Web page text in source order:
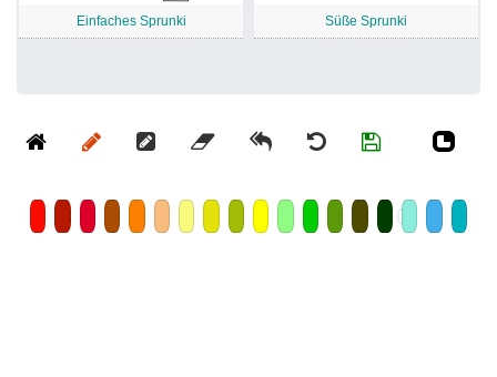
Einfaches Sprunki Süße Sprunki